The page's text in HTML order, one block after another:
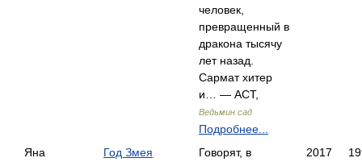
человек,
превращенный в
дракона тысячу
лет назад.
Сармат хитер
и… — АСТ,
Ведьмин сад
Подробнее...
Яна
Год Змея
Говорят, в
2017